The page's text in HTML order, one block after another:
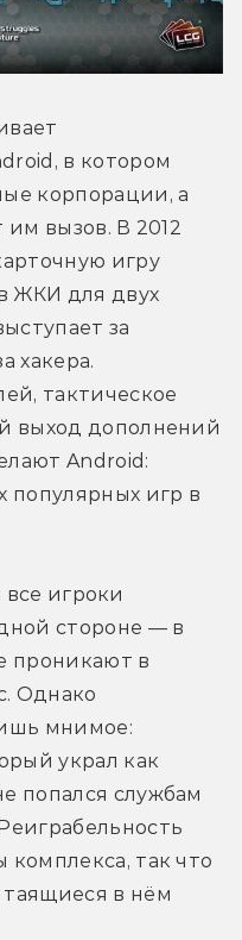
в котором
корпорации, а
вызов. В 2012
игру
ЖКИ для двух
за
хакера.
тактическое
выход дополнений
Android:
популярных игр в
игроки
стороне — в
проникают в
Однако
мнимое:
украл как
попался службам
так что
в нём